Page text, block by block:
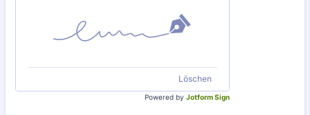
Löschen
Powered by Jotform Sign